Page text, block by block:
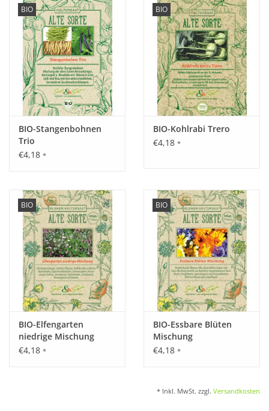
Eine ideale Ergänzung oder sogar Hauptzutat für Suppen
oder Püree.
Tipp:
Kann auch im Topf angebaut werden und braucht dann keine
Rankhilfe.
Inhalt:
50 g
BIO
BIO-Stangenbohnen
Trio
€4,18 *
BIO
BIO-Kohlrabi Trero
€4,18 *
BIO
BIO-Elfengarten
niedrige Mischung
€4,18 *
BIO
BIO-Essbare Blüten
Mischung
€4,18 *
* Inkl. MwSt. zzgl. Versandkosten